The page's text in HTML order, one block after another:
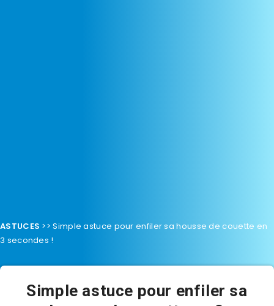
ASTUCES >>Simple astuce pour enfiler sa housse de couette en
3 secondes !
Simple astuce pour enfiler sa